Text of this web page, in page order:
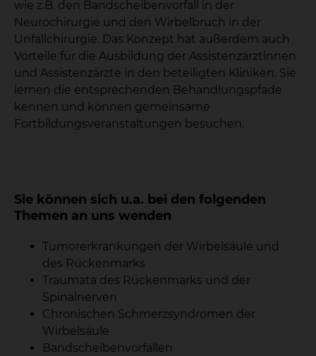
wie z.B. den Bandscheibenvorfall in der
Neurochirurgie und den Wirbelbruch in der
Unfallchirurgie. Das Konzept hat außerdem auch
Vorteile für die Ausbildung der Assistenzärztinnen
und Assistenzärzte in den beteiligten Kliniken. Sie
lernen die entsprechenden Behandlungspfade
kennen und können gemeinsame
Fortbildungsveranstaltungen besuchen.
Sie können sich u.a. bei den folgenden
Themen an uns wenden
Tumorerkrankungen der Wirbelsäule und
des Rückenmarks
Traumata des Rückenmarks und der
Spinalnerven
Chronischen Schmerzsyndromen der
Wirbelsäule
Bandscheibenvorfällen